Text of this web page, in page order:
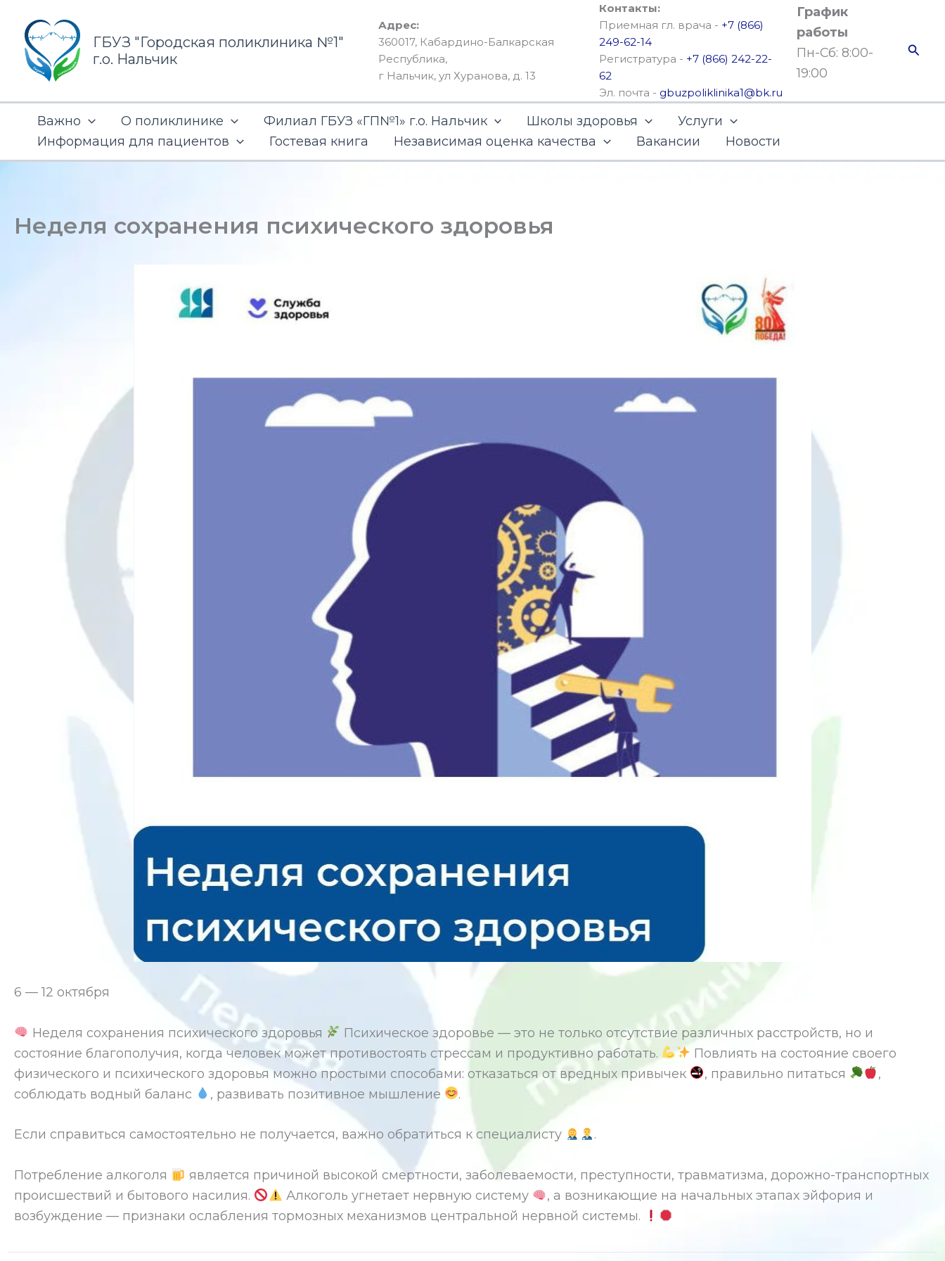
содержимому ГБУЗ "Городская поликлиника №1"
г.о. Нальчик
Адрес:
360017, Кабардино-Балкарская
Республика,
г Нальчик, ул Хуранова, д. 13
Контакты:
Приемная гл. врача - +7 (866)
249-62-14
Регистратура - +7 (866) 242-22-
62
Эл. почта - gbuzpoliklinika1@bk.ru
График
работы
Пн-Сб: 8:00-
19:00
Важно О поликлинике Филиал ГБУЗ «ГП№1» г.о. Нальчик Школы здоровья
Услуги
Информация для пациентов
Гостевая книга Независимая оценка качества Вакансии Новости
Неделя сохранения психического здоровья
6 — 12 октября
Неделя сохранения психического здоровья
Психическое здоровье — это не только отсутствие различных расстройств, но и
состояние благополучия, когда человек может противостоять стрессам и продуктивно работать.
Повлиять на состояние своего
физического и психического здоровья можно простыми способами: отказаться от вредных привычек
, правильно питаться
,
соблюдать водный баланс
, развивать позитивное мышление .
Если справиться самостоятельно не получается, важно обратиться к специалисту .
Потребление алкоголя
является причиной высокой смертности, заболеваемости, преступности, травматизма, дорожно-транспортных
происшествий и бытового насилия.
Алкоголь угнетает нервную систему
, а возникающие на начальных этапах эйфория и
возбуждение — признаки ослабления тормозных механизмов центральной нервной системы.